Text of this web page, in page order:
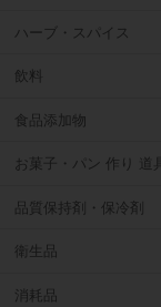
ハーブ・スパイス
飲料
食品添加物
お菓子・パン 作り 道具
品質保持剤・保冷剤
衛生品
消耗品